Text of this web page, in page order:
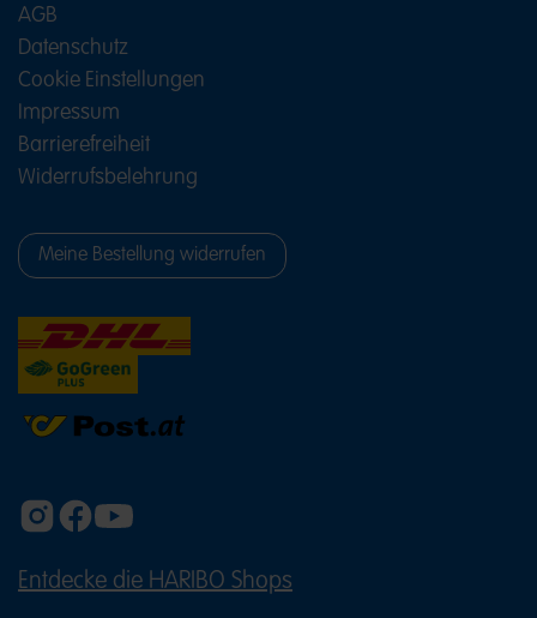
AGB
Datenschutz
Cookie Einstellungen
Impressum
Barrierefreiheit
Widerrufsbelehrung
Meine Bestellung widerrufen
Entdecke die HARIBO Shops